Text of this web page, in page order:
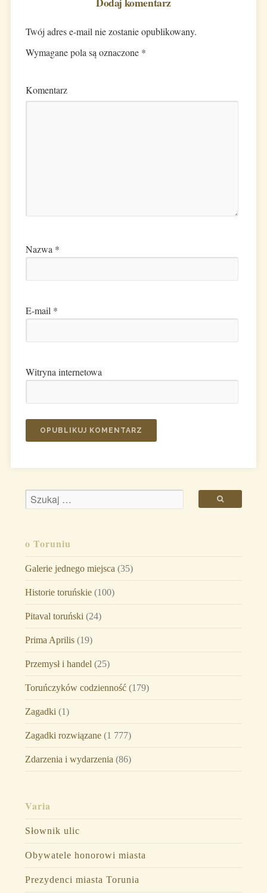
Twój adres e-mail nie zostanie opublikowany.
Wymagane pola są oznaczone *
Komentarz
Nazwa *
E-mail *
Witryna internetowa
o Toruniu
Galerie jednego miejsca (35)
Historie toruńskie(100)
Pitaval toruński (24)
Prima Aprilis(19)
Przemysł i handel (25)
Toruńczyków codzienność(179)
Zagadki (1)
Zagadki rozwiązane(1 777)
Zdarzenia i wydarzenia (86)
Varia
Słownik ulic
Obywatele honorowi miasta
Prezydenci miasta Torunia